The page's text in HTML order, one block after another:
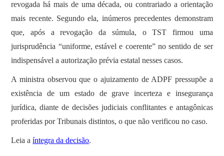
revogada há mais de uma década, ou contrariado a orientação
mais recente. Segundo ela, inúmeros precedentes demonstram
que, após a revogação da súmula, o TST firmou uma
jurisprudência “uniforme, estável e coerente” no sentido de ser
indispensável a autorização prévia estatal nesses casos.
A ministra observou que o ajuizamento de ADPF pressupõe a
existência de um estado de grave incerteza e insegurança
jurídica, diante de decisões judiciais conflitantes e antagônicas
proferidas por Tribunais distintos, o que não verificou no caso.
Leia aíntegra da decisão.